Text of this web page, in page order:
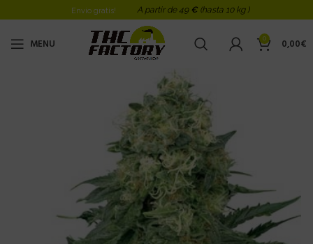
Envio gratis! A partir de 49 € (hasta 10 kg )
MENU 0 0,00€